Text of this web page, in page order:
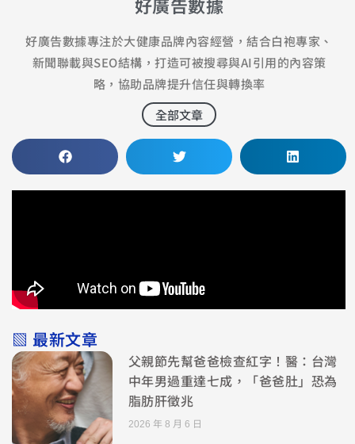
好廣告數據專注於大健康品牌內容經營，結合白袍專家、
新聞聯載與SEO結構，打造可被搜尋與AI引用的內容策
略，協助品牌提升信任與轉換率
全部文章
▧ 最新文章
父親節先幫爸爸檢查紅字！醫：台灣
中年男過重達七成，「爸爸肚」恐為
脂肪肝徵兆
2026 年 8 月 6 日